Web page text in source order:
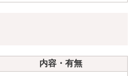
内容・有無